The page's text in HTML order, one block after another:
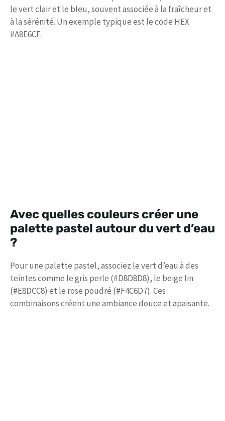
le vert clair et le bleu, souvent associée à la fraîcheur et
à la sérénité. Un exemple typique est le code HEX
#A8E6CF.
Avec quelles couleurs créer une
palette pastel autour du vert d’eau
?
Pour une palette pastel, associez le vert d’eau à des
teintes comme le gris perle (#D8D8D8), le beige lin
(#E8DCC8) et le rose poudré (#F4C6D7). Ces
combinaisons créent une ambiance douce et apaisante.